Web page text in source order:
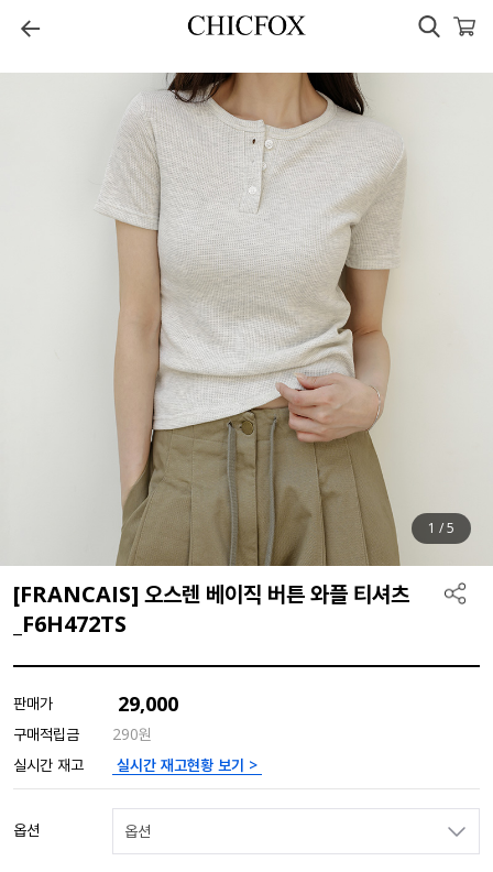
1 /5
[FRANCAIS] 오스렌 베이직 버튼 와플 티셔츠
_F6H472TS
판매가 29,000
구매적립금
290원
실시간 재고
실시간 재고현황 보기 >
옵션 옵션